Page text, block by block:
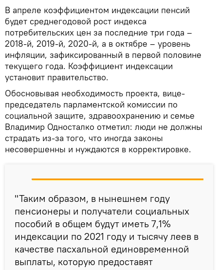
В апреле коэффициентом индексации пенсий
будет среднегодовой рост индекса
потребительских цен за последние три года –
2018-й, 2019-й, 2020-й, а в октябре – уровень
инфляции, зафиксированный в первой половине
текущего года. Коэффициент индексации
установит правительство.
Обосновывая необходимость проекта, вице-
председатель парламентской комиссии по
социальной защите, здравоохранению и семье
Владимир Односталко отметил: люди не должны
страдать из-за того, что иногда законы
несовершенны и нуждаются в корректировке.
"Таким образом, в нынешнем году
пенсионеры и получатели социальных
пособий в общем будут иметь 7,1%
индексации по 2021 году и тысячу леев в
качестве пасхальной единовременной
выплаты, которую предоставят